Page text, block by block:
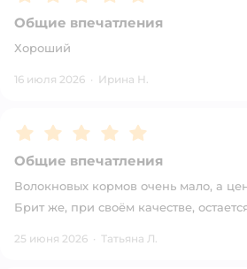
Общие впечатления
Хороший
16 июля 2026 · Ирина Н.
Рейтинг:5
Общие впечатления
Волокновых кормов очень мало, а
Брит же, при своём качестве,
25 июня 2026 · Татьяна Л.